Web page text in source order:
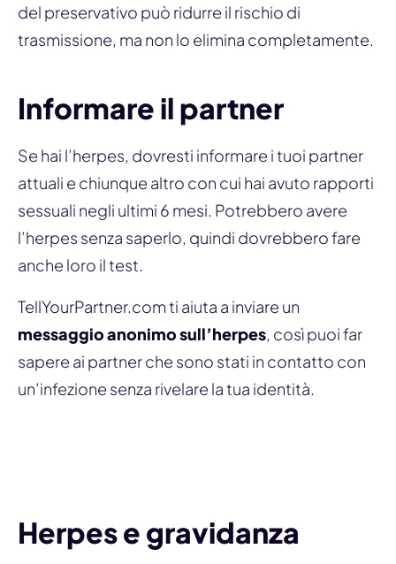
del preservativo può ridurre il rischio di
trasmissione, ma non lo elimina completamente.
Informare il partner
Se hai l’herpes, dovresti informare i tuoi partner
attuali e chiunque altro con cui hai avuto rapporti
sessuali negli ultimi 6 mesi. Potrebbero avere
l’herpes senza saperlo, quindi dovrebbero fare
anche loro il test.
TellYourPartner.com ti aiuta a inviare un
messaggio anonimo sull’herpes, così puoi far
sapere ai partner che sono stati in contatto con
un’infezione senza rivelare la tua identità.
Herpes e gravidanza